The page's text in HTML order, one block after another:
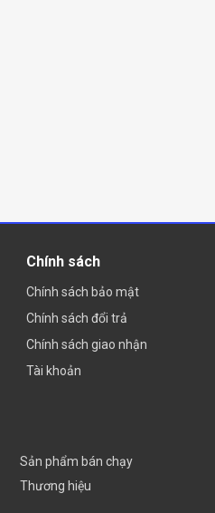
Chính sách
Chính sách bảo mật
Chính sách đổi trả
Chính sách giao nhận
Tài khoản
Sản phẩm bán chạy
Thương hiệu